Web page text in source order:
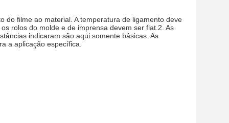
do filme ao material. A temperatura de ligamento deve
rolos do molde e de imprensa devem ser flat.2. As
indicaram são aqui somente básicas. As
a aplicação específica.